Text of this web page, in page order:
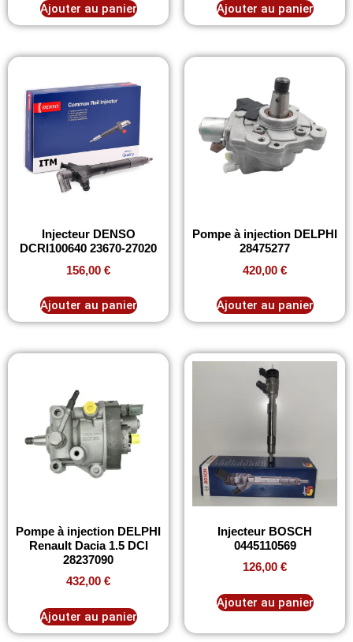
Ajouter au panier Ajouter au panier
Injecteur DENSO
DCRI100640 23670-27020
156,00 €
Ajouter au panier
Pompe à injection DELPHI
28475277
420,00 €
Ajouter au panier
Pompe à injection DELPHI
Renault Dacia 1.5 DCI
28237090
432,00 €
Ajouter au panier
Injecteur BOSCH
0445110569
126,00 €
Ajouter au panier